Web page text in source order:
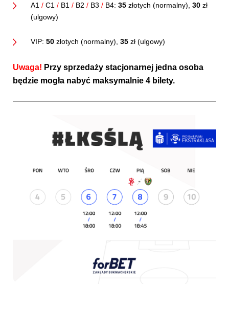
A1 / C1 / B1 / B2 / B3 / B4: 35 złotych (normalny), 30 zł
(ulgowy)
VIP: 50 złotych (normalny), 35 zł (ulgowy)
Uwaga! Przy sprzedaży stacjonarnej jedna osoba
będzie mogła nabyć maksymalnie 4 bilety.